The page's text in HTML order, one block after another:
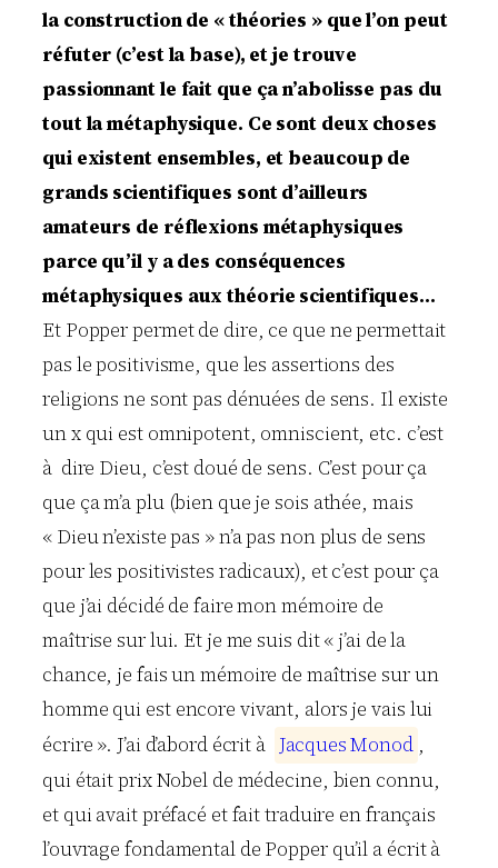
la construction de « théories » que l’on peut
réfuter (c’est la base), et je trouve
passionnant le fait que ça n’abolisse pas du
tout la métaphysique. Ce sont deux choses
qui existent ensembles, et beaucoup de
grands scientifiques sont d’ailleurs
amateurs de réflexions métaphysiques
parce qu’il y a des conséquences
métaphysiques aux théorie scientifiques…
Et Popper permet de dire, ce que ne permettait
pas le positivisme, que les assertions des
religions ne sont pas dénuées de sens. Il existe
un x qui est omnipotent, omniscient, etc. c’est
à dire Dieu, c’est doué de sens. C’est pour ça
que ça m’a plu (bien que je sois athée, mais
« Dieu n’existe pas » n’a pas non plus de sens
pour les positivistes radicaux), et c’est pour ça
que j’ai décidé de faire mon mémoire de
maîtrise sur lui. Et je me suis dit « j’ai de la
chance, je fais un mémoire de maîtrise sur un
homme qui est encore vivant, alors je vais lui
écrire ». J’ai d’abord écrit à JacquesMonod ,
qui était prix Nobel de médecine, bien connu,
et qui avait préfacé et fait traduire en français
l’ouvrage fondamental de Popper qu’il a écrit à